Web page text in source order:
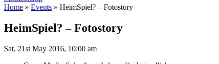
Home » Events » HeimSpiel? – Fotostory
HeimSpiel? – Fotostory
Sat, 21st May 2016, 10:00 am